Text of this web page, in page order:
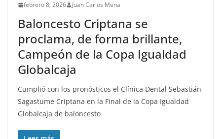
febrero 8, 2026 Juan Carlos Mena
Baloncesto Criptana se
proclama, de forma brillante,
Campeón de la Copa Igualdad
Globalcaja
Cumplió con los pronósticos el Clínica Dental Sebastián
Sagastume Criptana en la Final de la Copa Igualdad
Globalcaja de baloncesto